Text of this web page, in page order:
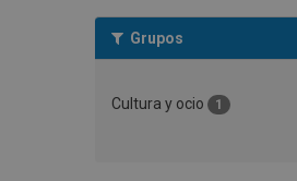
Grupos
Cultura y ocio 1